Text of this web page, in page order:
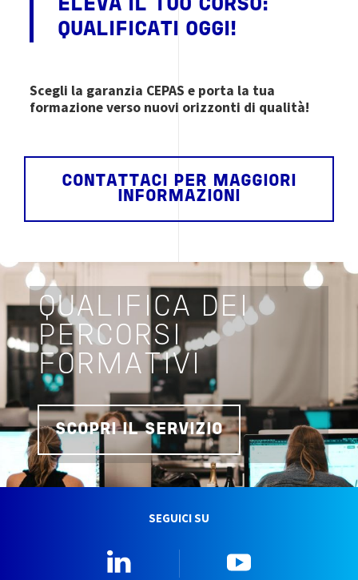
ELEVA IL TUO CORSO:
QUALIFICATI OGGI!
Scegli la garanzia CEPAS e porta la tua
formazione verso nuovi orizzonti di qualità!
CONTATTACI PER MAGGIORI
INFORMAZIONI
QUALIFICA DEI
PERCORSI
FORMATIVI
SCOPRI IL SERVIZIO
SEGUICI SU